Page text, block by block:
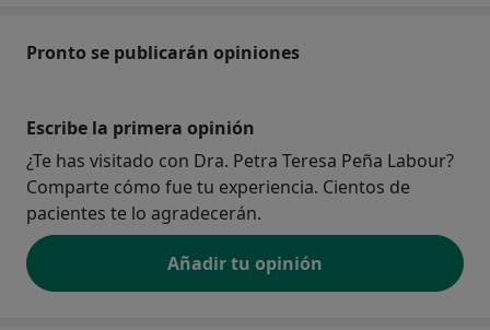
Pronto se publicarán opiniones
Escribe la primera opinión
¿Te has visitado con Dra. Petra Teresa Peña Labour?
Comparte cómo fue tu experiencia. Cientos de
pacientes te lo agradecerán.
Añadir tu opinión